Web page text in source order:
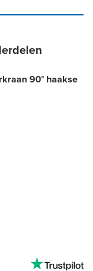
90° haakse